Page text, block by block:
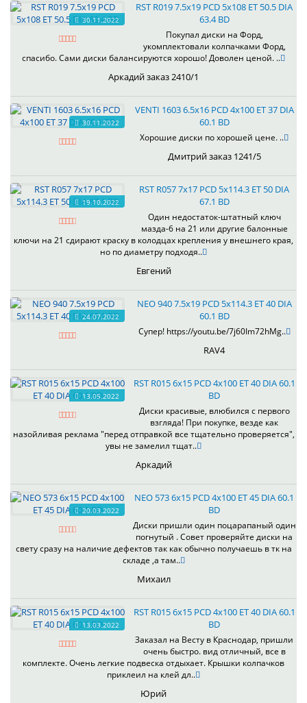
30.11.2022
RST R019 7.5x19 PCD 5x108 ET 50.5 DIA
63.4 BD
Покупал диски на Форд,
укомплектовали колпачками Форд,
спасибо. Сами диски балансируются хорошо! Доволен ценой. ..
Аркадий заказ 2410/1
30.11.2022
VENTI 1603 6.5x16 PCD 4x100 ET 37 DIA
60.1 BD
Хорошие диски по хорошей цене. ..
Дмитрий заказ 1241/5
19.10.2022
RST R057 7x17 PCD 5x114.3 ET 50 DIA
67.1 BD
Один недостаток-штатный ключ
мазда-6 на 21 или другие балонные
ключи на 21 сдирают краску в колодцах крепления у внешнего края,
но по диаметру подходя..
Евгений
24.07.2022
NEO 940 7.5x19 PCD 5x114.3 ET 40 DIA
60.1 BD
Супер! https://youtu.be/7j60Im72hMg..
RAV4
13.05.2022
RST R015 6x15 PCD 4x100 ET 40 DIA 60.1
BD
Диски красивые, влюбился с первого
взгляда! При покупке, везде как
назойливая реклама "перед отправкой все тщательно проверяется",
увы не замелил тщат..
Аркадий
20.03.2022
NEO 573 6x15 PCD 4x100 ET 45 DIA 60.1
BD
Диски пришли один поцарапаный один
погнутый . Совет проверяйте диски на
свету сразу на наличие дефектов так как обычно получаешь в тк на
складе ,а там..
Михаил
13.03.2022
RST R015 6x15 PCD 4x100 ET 40 DIA 60.1
BD
Заказал на Весту в Краснодар, пришли
очень быстро. вид отличный, все в
комплекте. Очень легкие подвеска отдыхает. Крышки колпачков
приклеил на клей дл..
Юрий